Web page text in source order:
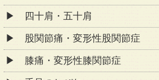
四十肩・五十肩
股関節痛・変形性股関節症
膝痛・変形性膝関節症